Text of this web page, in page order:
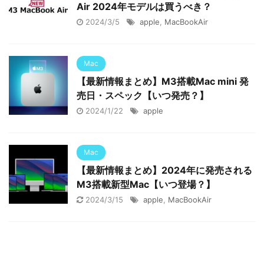
Air 2024年モデルは買うべき？
2024/3/5 apple MacBookAir
Mac
【最新情報まとめ】M3搭載Mac mini 発
売日・スペック【いつ発売？】
2024/1/22 apple
Mac
【最新情報まとめ】2024年に発売される
M3搭載新型Mac【いつ登場？】
2024/3/15 apple MacBookAir